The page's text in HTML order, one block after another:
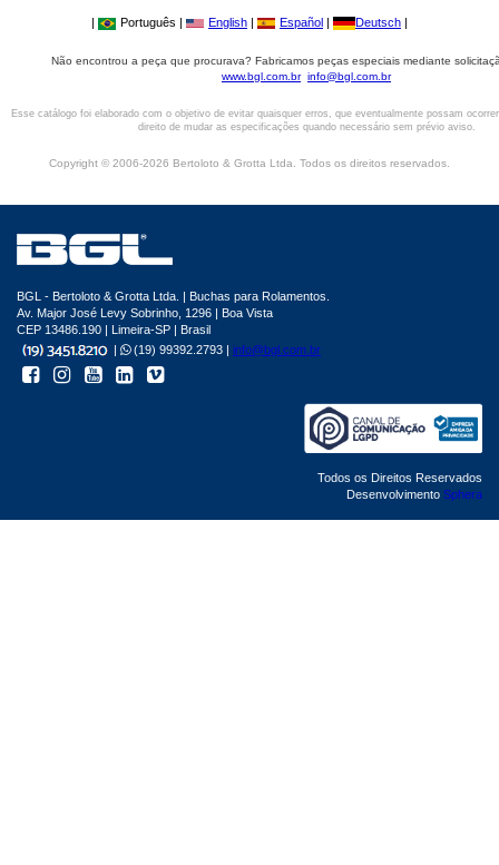
| Português | English | Español | Deutsch |
Não encontrou a peça que procurava? Fabricamos peças especiais mediante
www.bgl.com.br info@bgl.com.br
Esse catálogo foi elaborado com o objetivo de evitar quaisquer erros, que eventualmente possam
direito de mudar as especificações quando necessário sem prévio aviso.
Copyright © 2006-2026 Bertoloto & Grotta Ltda. Todos os direitos reservados.
BGL - Bertoloto & Grotta Ltda. | Buchas para Rolamentos.
Av. Major José Levy Sobrinho, 1296 | Boa Vista
CEP 13486.190 | Limeira-SP | Brasil
|
(19) 99392.2793 | info@bgl.com.br
Todos os Direitos Reservados
Desenvolvimento Sphera